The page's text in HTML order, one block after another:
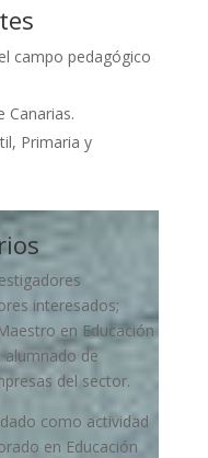
campo pedagógico
Canarias.
Primaria y
interesados;
en Educación
alumnado de
del sector.
como actividad
en Educación